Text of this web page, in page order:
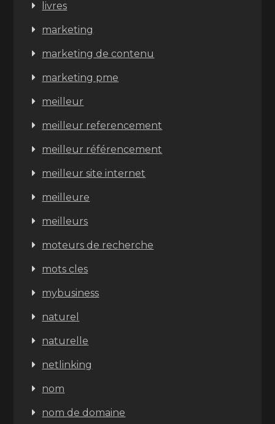
livres
marketing
marketing de contenu
marketing pme
meilleur
meilleur referencement
meilleur référencement
meilleur site internet
meilleure
meilleurs
moteurs de recherche
mots cles
mybusiness
naturel
naturelle
netlinking
nom
nom de domaine